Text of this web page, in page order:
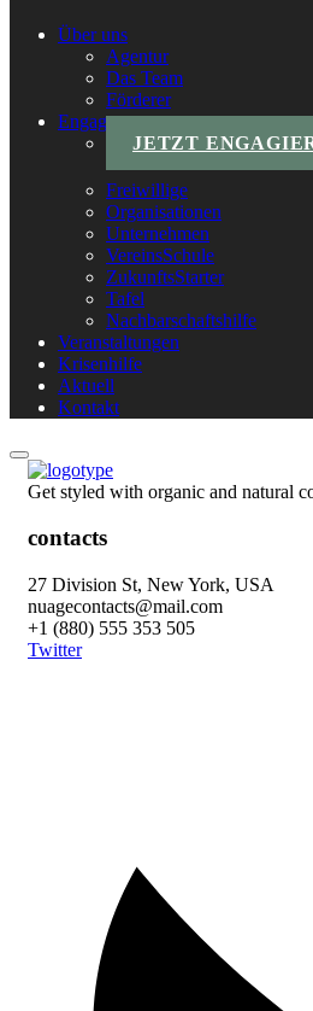
Über uns
Agentur
Das Team
Förderer
Engagements
JETZT
Freiwillige
Organisationen
Unternehmen
VereinsSchule
ZukunftsStarter
Tafel
Nachbarschaftshilfe
Veranstaltungen
Krisenhilfe
Aktuell
Kontakt
Get styled with organic and natural
contacts
27 Division St, New York, USA
nuagecontacts@mail.com
+1 (880) 555 353 505
Twitter